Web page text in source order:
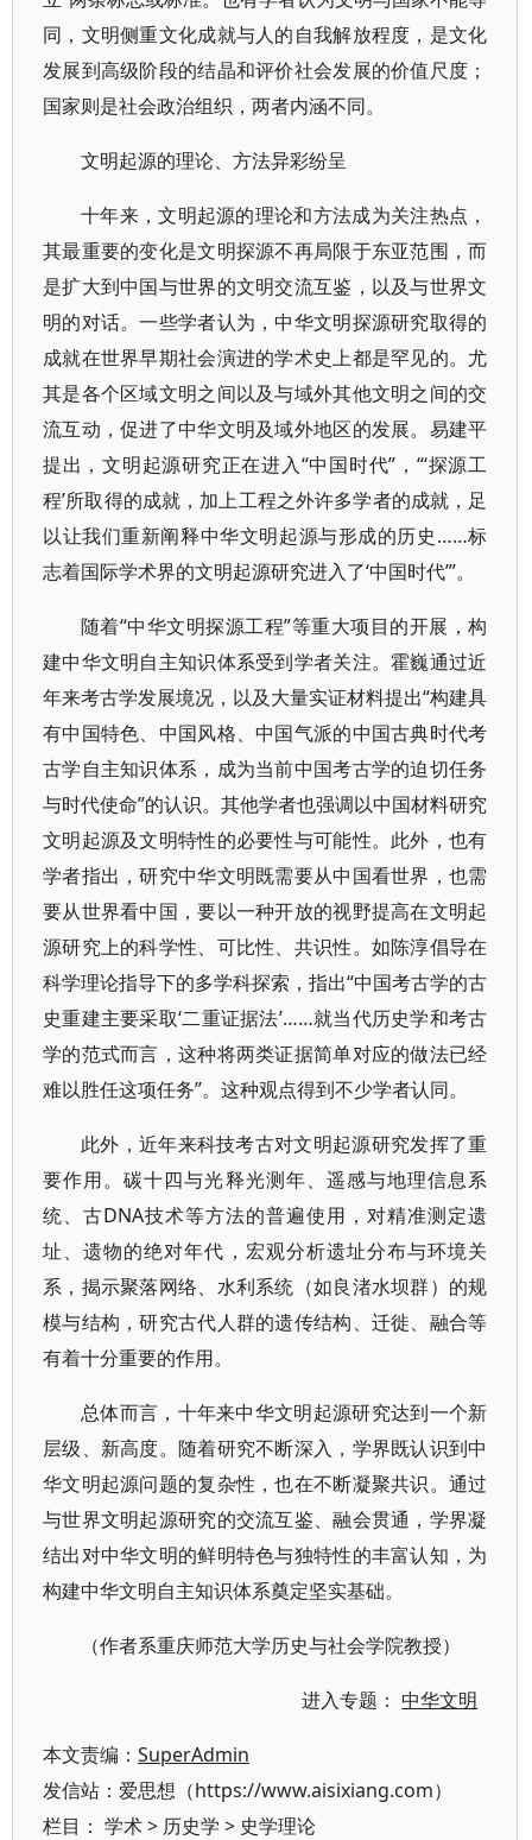
同，文明侧重文化成就与人的自我解放程度，是文化
发展到高级阶段的结晶和评价社会发展的价值尺度；
国家则是社会政治组织，两者内涵不同。
文明起源的理论、方法异彩纷呈
十年来，文明起源的理论和方法成为关注热点，
其最重要的变化是文明探源不再局限于东亚范围，而
是扩大到中国与世界的文明交流互鉴，以及与世界文
明的对话。一些学者认为，中华文明探源研究取得的
成就在世界早期社会演进的学术史上都是罕见的。尤
其是各个区域文明之间以及与域外其他文明之间的交
流互动，促进了中华文明及域外地区的发展。易建平
提出，文明起源研究正在进入“中国时代”，“‘探源工
程’所取得的成就，加上工程之外许多学者的成就，足
以让我们重新阐释中华文明起源与形成的历史……标
志着国际学术界的文明起源研究进入了‘中国时代’”。
随着“中华文明探源工程”等重大项目的开展，构
建中华文明自主知识体系受到学者关注。霍巍通过近
年来考古学发展境况，以及大量实证材料提出“构建具
有中国特色、中国风格、中国气派的中国古典时代考
古学自主知识体系，成为当前中国考古学的迫切任务
与时代使命”的认识。其他学者也强调以中国材料研究
文明起源及文明特性的必要性与可能性。此外，也有
学者指出，研究中华文明既需要从中国看世界，也需
要从世界看中国，要以一种开放的视野提高在文明起
源研究上的科学性、可比性、共识性。如陈淳倡导在
科学理论指导下的多学科探索，指出“中国考古学的古
史重建主要采取‘二重证据法’……就当代历史学和考古
学的范式而言，这种将两类证据简单对应的做法已经
难以胜任这项任务”。这种观点得到不少学者认同。
此外，近年来科技考古对文明起源研究发挥了重
要作用。碳十四与光释光测年、遥感与地理信息系
统、古DNA技术等方法的普遍使用，对精准测定遗
址、遗物的绝对年代，宏观分析遗址分布与环境关
系，揭示聚落网络、水利系统（如良渚水坝群）的规
模与结构，研究古代人群的遗传结构、迁徙、融合等
有着十分重要的作用。
总体而言，十年来中华文明起源研究达到一个新
层级、新高度。随着研究不断深入，学界既认识到中
华文明起源问题的复杂性，也在不断凝聚共识。通过
与世界文明起源研究的交流互鉴、融会贯通，学界凝
结出对中华文明的鲜明特色与独特性的丰富认知，为
构建中华文明自主知识体系奠定坚实基础。
（作者系重庆师范大学历史与社会学院教授）
进入专题：中华文明
本文责编： SuperAdmin
发信站：爱思想（https://www.aisixiang.com）
栏目： 学术> 历史学 > 史学理论